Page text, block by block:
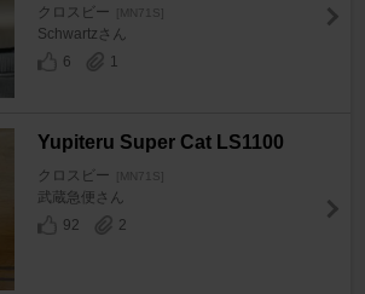
クロスビー [MN71S]
Schwartzさん
6
1
Yupiteru Super Cat LS1100
クロスビー [MN71S]
武蔵急便さん
92
2